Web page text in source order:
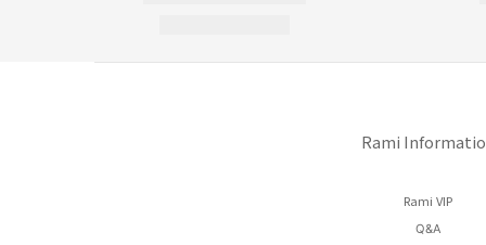
Rami
Rami VIP
Q&A